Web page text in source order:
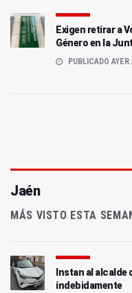
Exigen retirar a
Género en la
PUBLICADO
Jaén
MÁS VISTO ESTA
Instan al alcalde
indebidamente